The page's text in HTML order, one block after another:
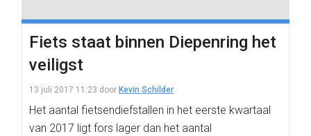
Fiets staat binnen Diepenring het
veiligst
13 juli 2017 11:23 door Kevin Schilder
Het aantal fietsendiefstallen in het eerste kwartaal
van 2017 ligt fors lager dan het aantal